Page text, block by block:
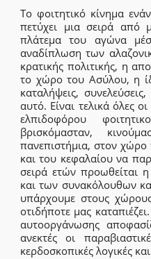
Το φοιτητικό κίνημα
πετύχει μια σειρά από
πλάτεμα του αγώνα
αναδίπλωση των
κρατικής πολιτικής, η
το χώρο του Ασύλου, η
καταλήψεις,
αυτό. Είναι τελικά όλες
ελπιδοφόρου
βρισκόμασταν,
πανεπιστήμια, στον χώρο
και του κεφαλαίου να
σειρά ετών προωθείται
και των συνακόλουθων
υπάρχουμε στους
οτιδήποτε μας
αυτοοργάνωσης
ανεκτές οι
κερδοσκοπικές λογικές